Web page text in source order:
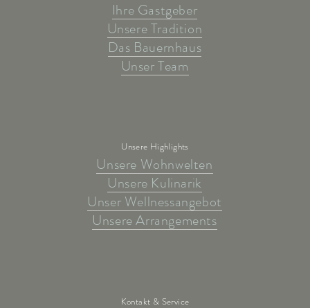
Ihre Gastgeber
Unsere Tradition
Das Bauernhaus
Unser Team
Unsere Highlights
Unsere Wohnwelten
Unsere Kulinarik
Unser Wellnessangebot
Unsere Arrangements
Kontakt & Service